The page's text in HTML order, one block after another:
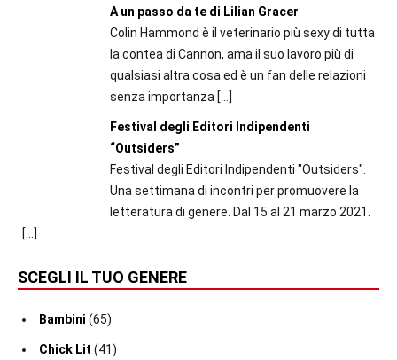
A un passo da te di Lilian Gracer
Colin Hammond è il veterinario più sexy di tutta
la contea di Cannon, ama il suo lavoro più di
qualsiasi altra cosa ed è un fan delle relazioni
senza importanza[…]
Festival degli Editori Indipendenti
“Outsiders”
Festival degli Editori Indipendenti "Outsiders".
Una settimana di incontri per promuovere la
letteratura di genere. Dal 15 al 21 marzo 2021.
[…]
SCEGLI IL TUO GENERE
Bambini (65)
Chick Lit (41)